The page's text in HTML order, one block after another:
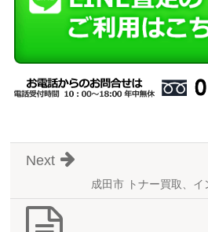
成田市 トナー買取、イ
Next